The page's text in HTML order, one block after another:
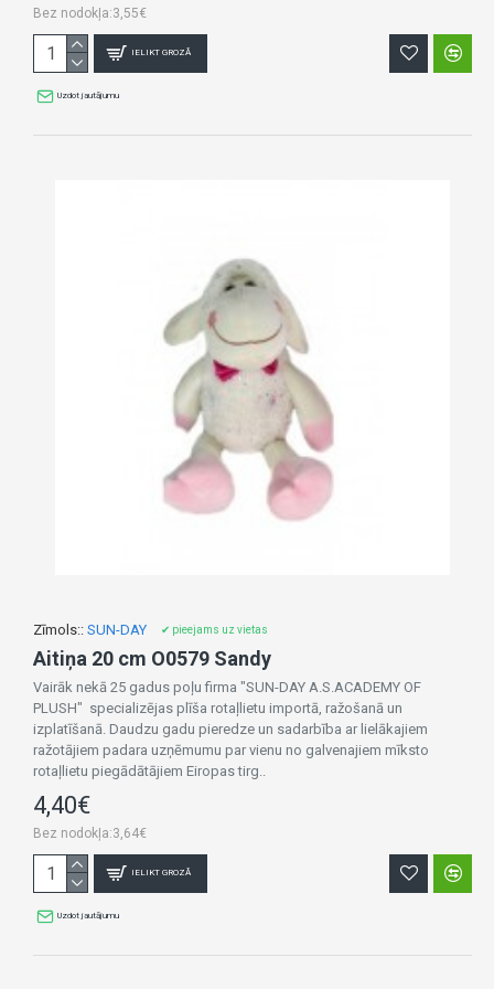
Bez nodokļa:3,55€
IELIKT GROZĀ
Uzdot jautājumu
Zīmols:: SUN-DAY ✔ pieejams uz vietas
Aitiņa 20 cm O0579 Sandy
Vairāk nekā 25 gadus poļu firma "SUN-DAY A.S.ACADEMY OF
PLUSH" specializējas plīša rotaļlietu importā, ražošanā un
izplatīšanā. Daudzu gadu pieredze un sadarbība ar lielākajiem
ražotājiem padara uzņēmumu par vienu no galvenajiem mīksto
rotaļlietu piegādātājiem Eiropas tirg..
4,40€
Bez nodokļa:3,64€
IELIKT GROZĀ
Uzdot jautājumu